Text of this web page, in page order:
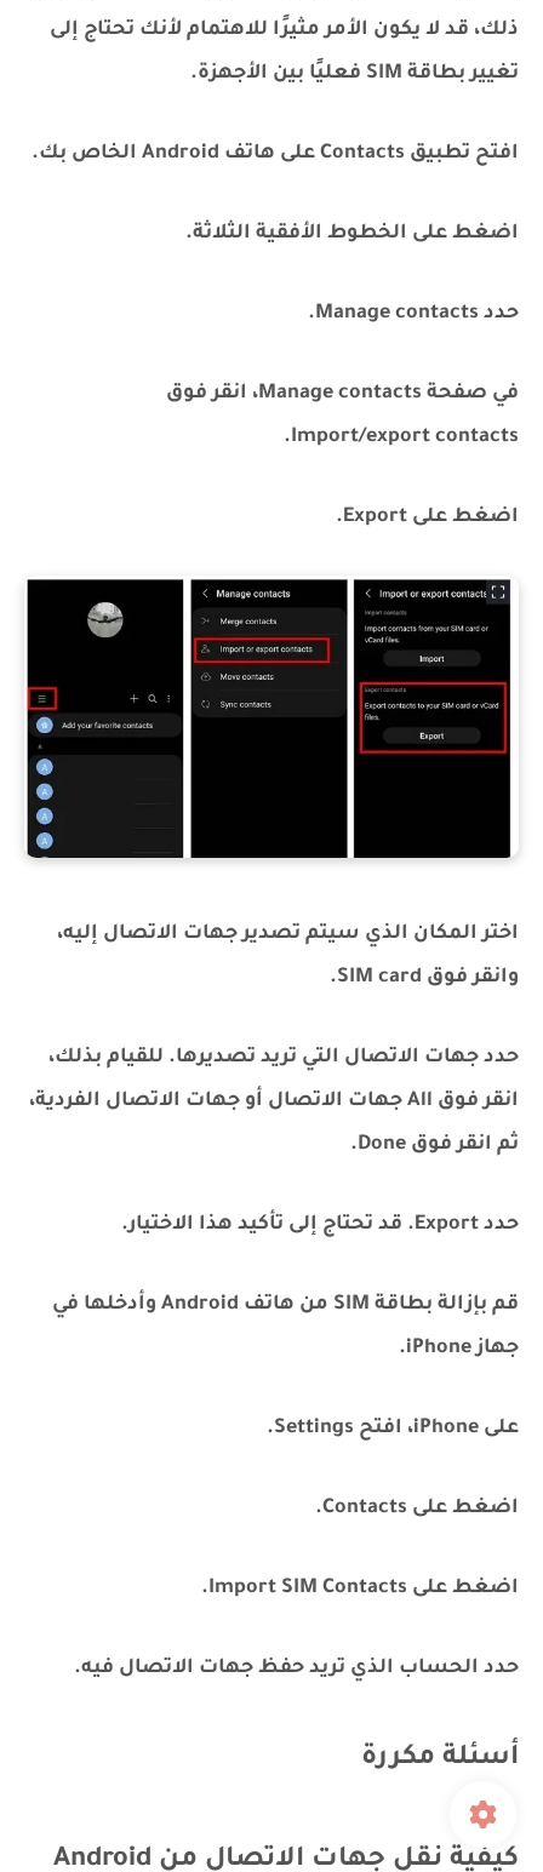
ذلك، قد لا يكون الأمر مثيرًا للاهتمام لأنك تحتاج إلى
تغيير بطاقة SIM فعليًا بين الأجهزة.
افتح تطبيق Contacts على هاتف Android الخاص بك.
اضغط على الخطوط الأفقية الثلاثة.
حدد Manage contacts.
في صفحة Manage contacts، انقر فوق
Import/export contacts.
اضغط على Export.
اختر المكان الذي سيتم تصدير جهات الاتصال إليه،
وانقر فوق SIM card.
حدد جهات الاتصال التي تريد تصديرها. للقيام بذلك،
انقر فوق All جهات الاتصال أو جهات الاتصال الفردية،
ثم انقر فوق Done.
حدد Export. قد تحتاج إلى تأكيد هذا الاختيار.
قم بإزالة بطاقة SIM من هاتف Android وأدخلها في
جهاز iPhone.
على iPhone، افتح Settings.
اضغط على Contacts.
اضغط على Import SIM Contacts.
حدد الحساب الذي تريد حفظ جهات الاتصال فيه.
أسئلة مكررة
كيفية نقل جهات الاتصال من Android